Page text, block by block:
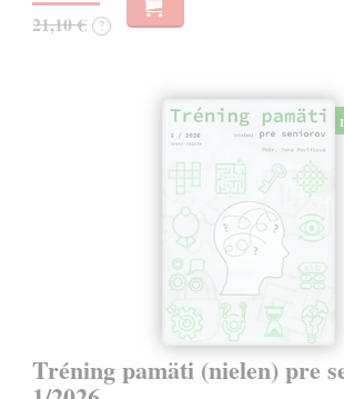
21,10 € ?
Tréning pamäti (nielen) pre